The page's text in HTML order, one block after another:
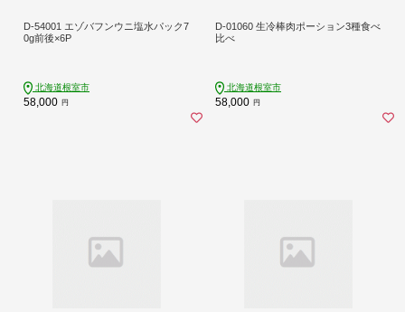
D-54001 エゾバフンウニ塩水パック7
0g前後×6P
北海道根室市
58,000 円
D-01060 生冷棒肉ポーション3種食べ
比べ
北海道根室市
58,000 円